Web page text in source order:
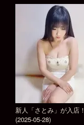
新人「さとみ」が入店！
(2025-05-28)